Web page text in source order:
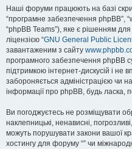
Наші форуми працюють на базі
“програмне забезпечення phpBB”,
“phpBB Teams”), яке є рішенням
ліцензією “GNU General Public
завантаженим з сайту
програмного забезпечення phpBB
підтримкою інтернет-дискусій і
забороняється адміністрацією чи
інформації про phpBB, будь ласка,
Ви погоджуєтесь не розміщувати
наклепницькі, ненависні,
можуть порушувати закони вашої
хостингу для форуму “” чи